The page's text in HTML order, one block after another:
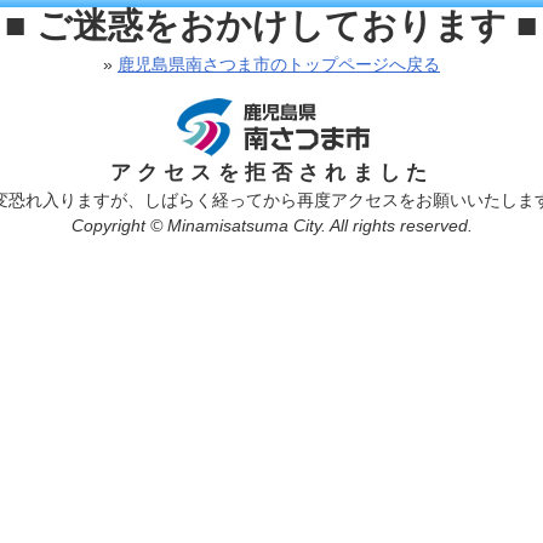
■ ご迷惑をおかけしております ■
» 鹿児島県南さつま市のトップページへ戻る
アクセスを拒否されました
恐れ入りますが、しばらく経ってから再度アクセスをお願いいたしま
Copyright © Minamisatsuma City. All rights reserved.